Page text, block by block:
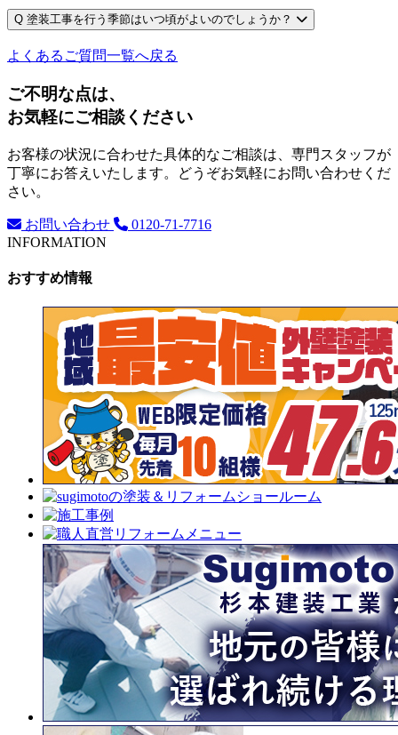
Q 塗装工事を行う季節はいつ頃がよいのでしょうか？
よくあるご質問一覧へ戻る
ご不明な点は、
お気軽にご相談ください
お客様の状況に合わせた具体的なご相談は、専門スタッフが
丁寧にお答えいたします。どうぞお気軽にお問い合わせくだ
さい。
お問い合わせ
0120-71-7716
INFORMATION
おすすめ情報